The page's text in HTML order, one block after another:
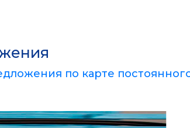
по карте